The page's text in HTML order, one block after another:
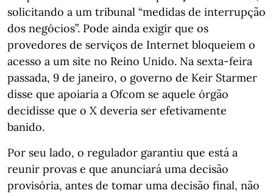
solicitando a um tribunal “medidas de interrupção
dos negócios”. Pode ainda exigir que os
provedores de serviços de Internet bloqueiem o
acesso a um site no Reino Unido. Na sexta-feira
passada, 9 de janeiro, o governo de Keir Starmer
disse que apoiaria a Ofcom se aquele órgão
decidisse que o X deveria ser efetivamente
banido.
Por seu lado, o regulador garantiu que está a
reunir provas e que anunciará uma decisão
provisória, antes de tomar uma decisão final, não